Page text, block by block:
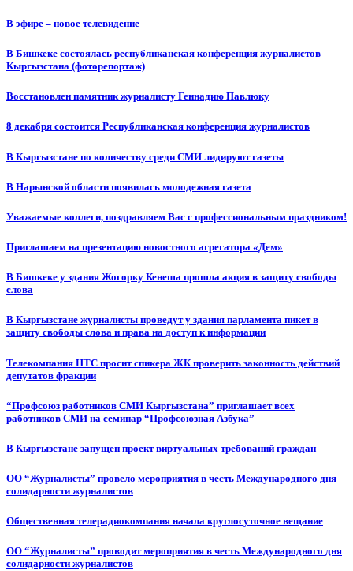
В эфире – новое телевидение
В Бишкеке состоялась республиканская конференция журналистов
Кыргызстана (фоторепортаж)
Восстановлен памятник журналисту Геннадию Павлюку
8 декабря состоится Республиканская конференция журналистов
В Кыргызстане по количеству среди СМИ лидируют газеты
В Нарынской области появилась молодежная газета
Уважаемые коллеги, поздравляем Вас с профессиональным праздником!
Приглашаем на презентацию новостного агрегатора «Дем»
В Бишкеке у здания Жогорку Кенеша прошла акция в защиту свободы
слова
В Кыргызстане журналисты проведут у здания парламента пикет в
защиту свободы слова и права на доступ к информации
Телекомпания НТС просит спикера ЖК проверить законность действий
депутатов фракции
“Профсоюз работников СМИ Кыргызстана” приглашает всех
работников СМИ на семинар “Профсоюзная Азбука”
В Кыргызстане запущен проект виртуальных требований граждан
ОО “Журналисты” провело мероприятия в честь Международного дня
солидарности журналистов
Общественная телерадиокомпания начала круглосуточное вещание
ОО “Журналисты” проводит мероприятия в честь Международного дня
солидарности журналистов